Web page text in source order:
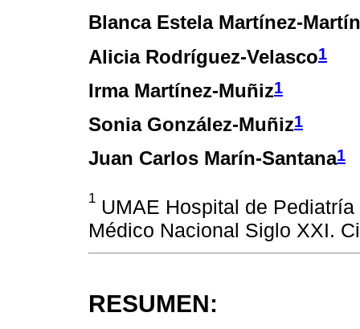
Blanca Estela Martínez-
Alicia Rodríguez-Velasco1
Irma Martínez-Muñiz1
Sonia González-Muñiz1
Juan Carlos Marín-Santana1
1 UMAE Hospital de
Médico Nacional Siglo XXI.
RESUMEN: